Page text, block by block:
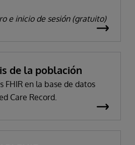
e inicio de sesión (gratuito)
de la población
FHIR en la base de datos
Care Record.